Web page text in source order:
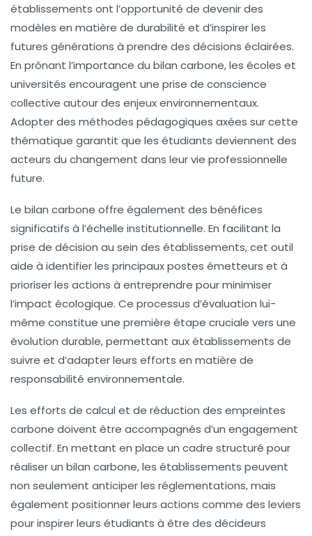
établissements ont l’opportunité de devenir des
modèles en matière de durabilité et d’inspirer les
futures générations à prendre des décisions éclairées.
En prônant l’importance du bilan carbone, les écoles et
universités encouragent une prise de conscience
collective autour des enjeux environnementaux.
Adopter des méthodes pédagogiques axées sur cette
thématique garantit que les étudiants deviennent des
acteurs du changement dans leur vie professionnelle
future.
Le bilan carbone offre également des bénéfices
significatifs à l’échelle institutionnelle. En facilitant la
prise de décision au sein des établissements, cet outil
aide à identifier les principaux postes émetteurs et à
prioriser les actions à entreprendre pour minimiser
l’impact écologique. Ce processus d’évaluation lui-
même constitue une première étape cruciale vers une
évolution durable, permettant aux établissements de
suivre et d’adapter leurs efforts en matière de
responsabilité environnementale.
Les efforts de calcul et de réduction des empreintes
carbone doivent être accompagnés d’un engagement
collectif. En mettant en place un cadre structuré pour
réaliser un bilan carbone, les établissements peuvent
non seulement anticiper les réglementations, mais
également positionner leurs actions comme des leviers
pour inspirer leurs étudiants à être des décideurs